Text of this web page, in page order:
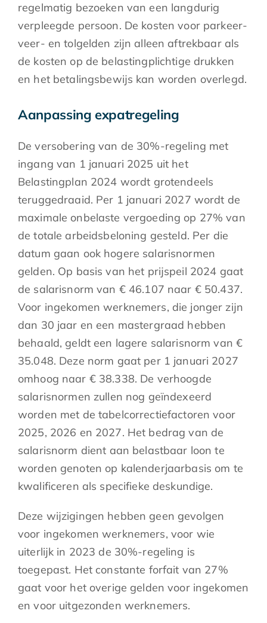
regelmatig bezoeken van een langdurig
verpleegde persoon. De kosten voor parkeer-
veer- en tolgelden zijn alleen aftrekbaar als
de kosten op de belastingplichtige drukken
en het betalingsbewijs kan worden overlegd.
Aanpassing expatregeling
De versobering van de 30%-regeling met
ingang van 1 januari 2025 uit het
Belastingplan 2024 wordt grotendeels
teruggedraaid. Per 1 januari 2027 wordt de
maximale onbelaste vergoeding op 27% van
de totale arbeidsbeloning gesteld. Per die
datum gaan ook hogere salarisnormen
gelden. Op basis van het prijspeil 2024 gaat
de salarisnorm van € 46.107 naar € 50.437.
Voor ingekomen werknemers, die jonger zijn
dan 30 jaar en een mastergraad hebben
behaald, geldt een lagere salarisnorm van €
35.048. Deze norm gaat per 1 januari 2027
omhoog naar € 38.338. De verhoogde
salarisnormen zullen nog geïndexeerd
worden met de tabelcorrectiefactoren voor
2025, 2026 en 2027. Het bedrag van de
salarisnorm dient aan belastbaar loon te
worden genoten op kalenderjaarbasis om te
kwalificeren als specifieke deskundige.
Deze wijzigingen hebben geen gevolgen
voor ingekomen werknemers, voor wie
uiterlijk in 2023 de 30%-regeling is
toegepast. Het constante forfait van 27%
gaat voor het overige gelden voor ingekomen
en voor uitgezonden werknemers.